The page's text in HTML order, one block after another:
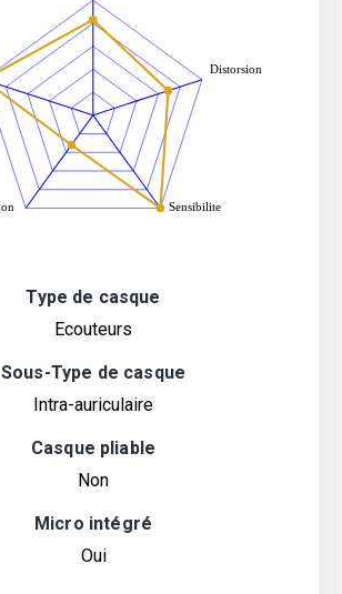
Type de casque
Ecouteurs
Sous-Type de casque
Intra-auriculaire
Casque pliable
Non
Micro intégré
Oui